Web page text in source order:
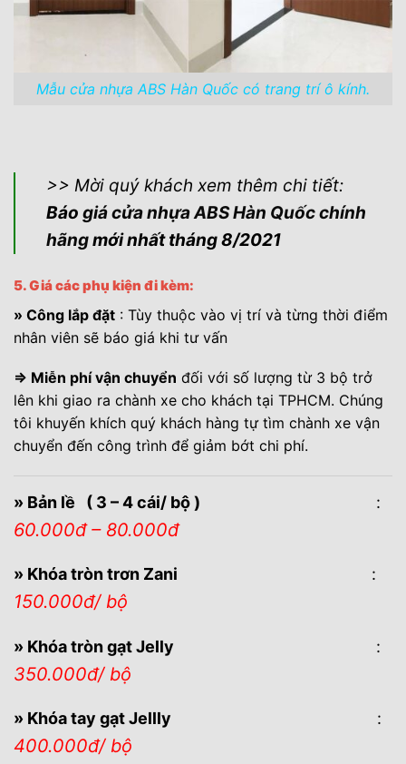
Mẫu cửa nhựa ABS Hàn Quốc có trang trí ô kính.
>> Mời quý khách xem thêm chi tiết:
Báo giá cửa nhựa ABS Hàn Quốc chính
hãngmới nhất tháng 8/2021
5. Giá các phụ kiện đi kèm:
» Công lắp đặt : Tùy thuộc vào vị trí và từng thời điểm
nhân viên sẽ báo giá khi tư vấn
⇒ Miễn phí vận chuyển đối với số lượng từ 3 bộ trở
lên khi giao ra chành xe cho khách tại TPHCM. Chúng
tôi khuyến khích quý khách hàng tự tìm chành xe vận
chuyển đến công trình để giảm bớt chi phí.
» Bản lề ( 3 – 4 cái/ bộ ) :
60.000đ – 80.000đ
» Khóa tròn trơn Zani :
150.000đ/ bộ
» Khóa tròn gạt Jelly :
350.000đ/ bộ
» Khóa tay gạt Jellly :
400.000đ/ bộ